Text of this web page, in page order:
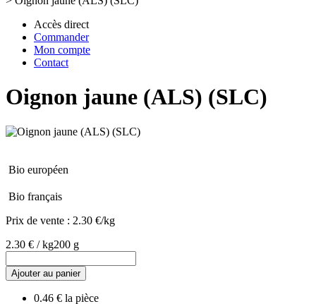
Accès direct
Commander
Mon compte
Contact
Oignon jaune (ALS) (SLC)
Bio européen
Bio français
Prix de vente : 2.30 €/kg
2.30 € / kg200 g
Ajouter au panier
0.46 € la pièce